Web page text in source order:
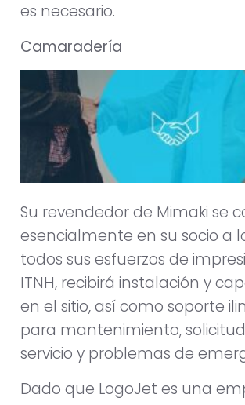
es necesario.
Camaradería
Su revendedor de Mimaki se
esencialmente en su socio a
todos sus esfuerzos de
ITNH, recibirá instalación y
en el sitio, así como soporte
para mantenimiento,
servicio y problemas de
Dado que LogoJet es una